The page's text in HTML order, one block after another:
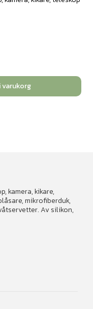
varukorg
kamera, kikare,
mikrofiberduk,
Av silikon,